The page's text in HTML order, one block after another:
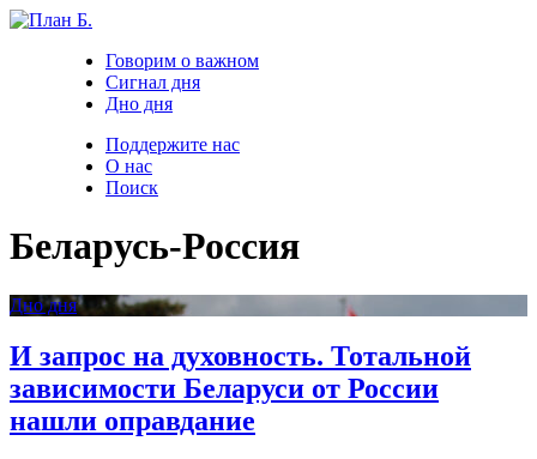
Говорим о важном
Сигнал дня
Дно дня
Поддержите нас
О нас
Поиск
Беларусь-Россия
Дно дня
И запрос на духовность. Тотальной
зависимости Беларуси от России
нашли оправдание